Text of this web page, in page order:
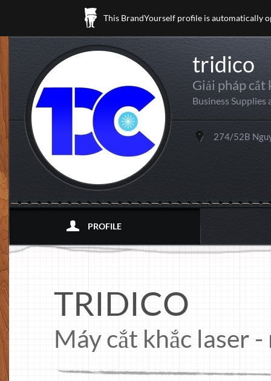
This BrandYourself profile is automatically
tridico
Giải pháp cắt
Business Supplies
274/52B
PROFILE
TRIDICO
Máy cắt khắc laser